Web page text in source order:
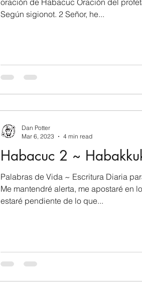
Según sigionot. 2 Señor, he...
Habacuc 2 ~
Palabras de Vida ~ Escritura Diaria
Me mantendré alerta, me apostaré en
estaré pendiente de lo que...
Dan Potter
Mar 6, 2023
4 min read